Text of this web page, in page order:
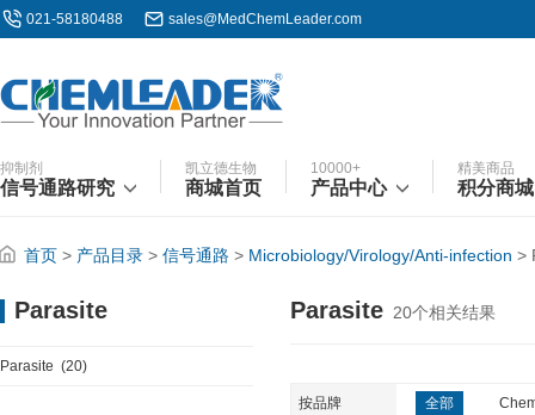
021-58180488 sales@MedChemLeader.com
抑制剂
信号通路研究
凯立德生物
商城首页
10000+
产品中心
精美商品
积分商城
首页 > 产品目录 > 信号通路 > Microbiology/Virology/Anti-infection >
Parasite
Parasite (20)
Parasite 20个相关结果
按品牌 全部